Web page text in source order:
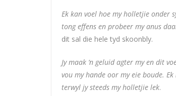
Ek kan voel hoe my holletjie onder
tong effens en probeer my anus
dit sal die hele tyd skoonbly.
Jy maak ‘n geluid agter my en dit
vou my hande oor my eie boude.
terwyl jy steeds my holletjie lek.